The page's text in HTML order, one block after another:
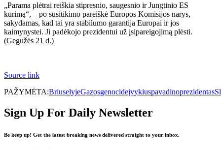
„Parama plėtrai reiškia stipresnio, saugesnio ir Jungtinio ES
kūrimą“, – po susitikimo pareiškė Europos Komisijos narys,
sakydamas, kad tai yra stabilumo garantija Europai ir jos
kaimynystei. Ji padėkojo prezidentui už įsipareigojimą plėsti.
(Gegužės 21 d.)
Source link
PAŽYMĖTA:BriuselyjeGazosgenocideįvykiuspavadinoprezidentas
Sign Up For Daily Newsletter
Be keep up! Get the latest breaking news delivered straight to your inbox.